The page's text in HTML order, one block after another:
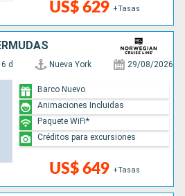
US$ 629 +Tasas
6 d Nueva York 29/08/2026
US$ 649 +Tasas
Barco Nuevo
Animaciones Incluidas
Paquete WiFi*
Créditos para excursiones